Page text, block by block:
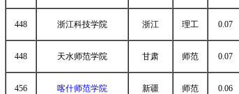
448 浙江科技学院 浙江 理工 0.07
448 天水师范学院 甘肃 师范 0.07
456 喀什师范学院 新疆 师范 0.06